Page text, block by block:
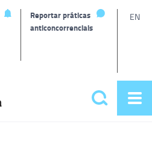
Reportar práticas
anticoncorrenciais
EN
Pesquisar